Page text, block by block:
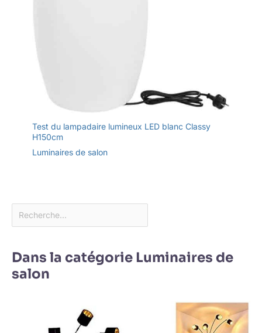
Test du lampadaire lumineux LED blanc Classy
H150cm
Luminaires de salon
Dans la catégorie Luminaires de
salon